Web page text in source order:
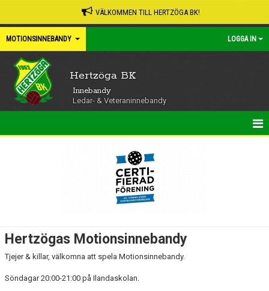
VÄLKOMMEN TILL HERTZÖGA BK!
MOTIONSINNEBANDY LOGGA IN
Hertzöga BK
Innebandy
Ledar- & Veteraninnebandy
BILDGALLERI
Hertzögas Motionsinnebandy
Tjejer & killar, välkomna att spela Motionsinnebandy.
Söndagar 20:00-21:00 på Ilandaskolan.